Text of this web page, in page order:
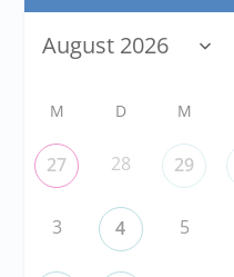
M D M
27 28 29
3 4 5